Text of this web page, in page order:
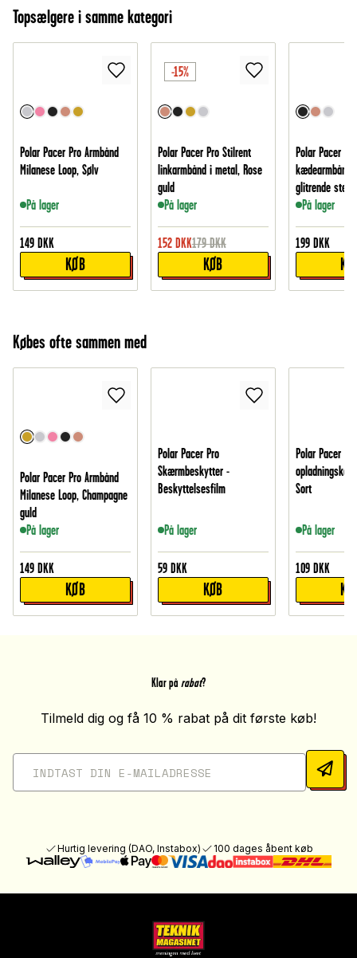
Topsælgere i samme kategori
Polar Pacer Pro Armbånd
Milanese Loop, Sølv
På lager
149 DKK
KØB
-15%
Polar Pacer Pro Stilrent
linkarmbånd i metal, Rose
guld
På lager
152 DKK179 DKK
KØB
Polar Pacer
kædearmbånd
glitrende sten,
På lager
199 DKK
Købes ofte sammen med
Polar Pacer Pro Armbånd
Milanese Loop, Champagne
guld
På lager
149 DKK
KØB
Polar Pacer Pro
Skærmbeskytter -
Beskyttelsesfilm
På lager
59 DKK
KØB
Polar Pacer
Sort
På lager
109 DKK
Klar på rabat?
Tilmeld dig og få 10 % rabat på dit første køb!
Hurtig levering (DAO, Instabox) 100 dages åbent køb